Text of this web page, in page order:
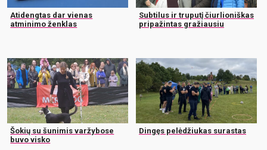
Atidengtas dar vienas
atminimo ženklas
Subtilus ir truputį čiurlioniškas
pripažintas gražiausiu
Šokių su šunimis varžybose
buvo visko
Dingęs pelėdžiukas surastas